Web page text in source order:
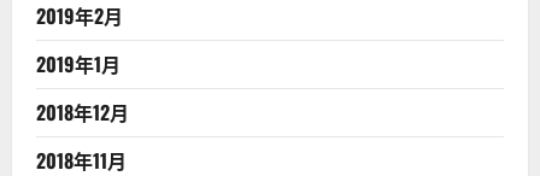
2019年2月
2019年1月
2018年12月
2018年11月